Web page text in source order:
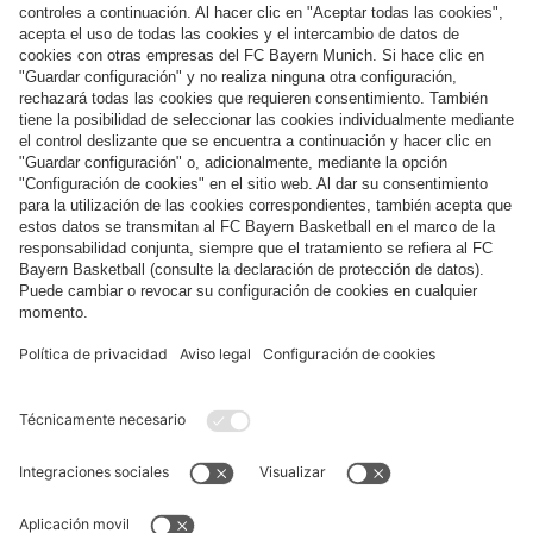
Síguenos
Pago y entrega
FC Bayern Store App